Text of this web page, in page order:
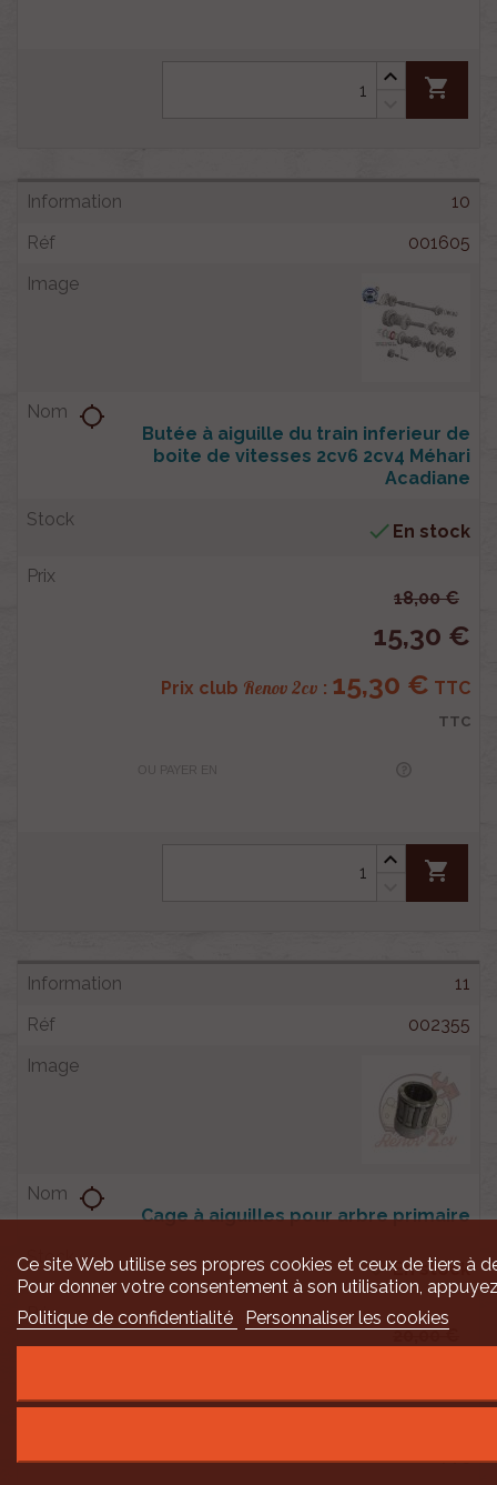
shopping_cart
10
001605
Butée à aiguille du train inferieur de
boite de vitesses 2cv6 2cv4 Méhari
Acadiane
location_searching
 En stock
18,00 €
15,30 €
Prix club Renov 2cv : 15,30 € TTC
TTC
OU PAYER EN
shopping_cart
11
002355
Cage à aiguilles pour arbre primaire
location_searching
En stock
20,00 €
TTC
Ce site Web utilise ses propres cookies et ceux de tiers à
Pour donner votre consentement à son utilisation,
Politique de confidentialité
Personnaliser les cookies